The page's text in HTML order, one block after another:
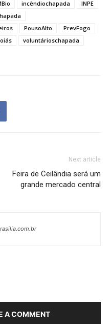
incêndiochapada
INPE
PousoAlto
PrevFogo
voluntárioschapada
Next article
Feira de Ceilândia será um
grande mercado central
A COMMENT